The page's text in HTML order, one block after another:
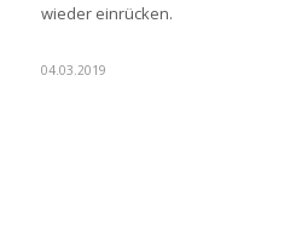
wieder einrücken.
04.03.2019